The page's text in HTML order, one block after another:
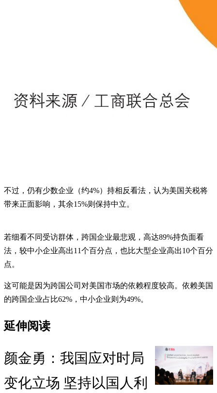
不过，仍有少数企业（约4%）持相反看法，认为美国关税将
带来正面影响，其余15%则保持中立。
若细看不同受访群体，跨国企业最悲观，高达89%持负面看
法，较中小企业高出11个百分点，也比大型企业高出10个百分
点。
这可能是因为跨国公司对美国市场的依赖程度较高。依赖美国
的跨国企业占比62%，中小企业则为49%。
延伸阅读
颜金勇：我国应对时局
变化立场 坚持以国人利